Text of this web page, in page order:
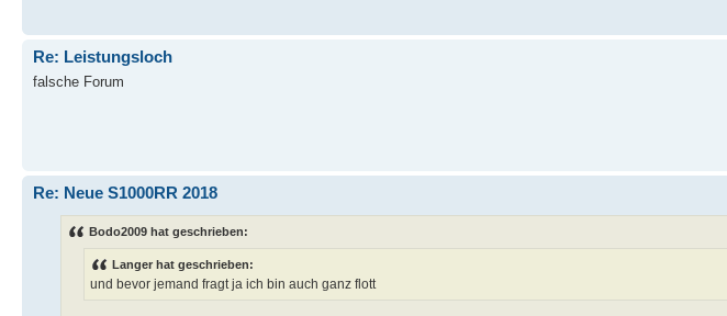
Re: Leistungsloch
falsche Forum
Re: Neue S1000RR 2018
Bodo2009 hat geschrieben:
Langer hat geschrieben:
und bevor jemand fragt ja ich bin auch ganz flott